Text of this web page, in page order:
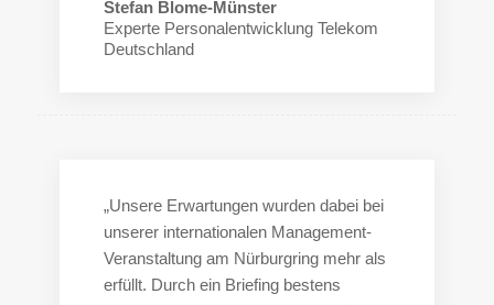
Stefan Blome-Münster
Experte Personalentwicklung Telekom
Deutschland
„Unsere Erwartungen wurden dabei bei
unserer internationalen Management-
Veranstaltung am Nürburgring mehr als
erfüllt. Durch ein Briefing bestens